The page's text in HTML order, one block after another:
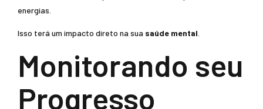
energias.
Isso terá um impacto direto na sua saúde mental
Monitorando seu
Progresso